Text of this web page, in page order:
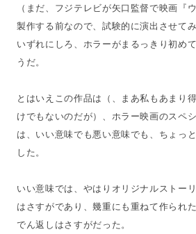
（まだ、フジテレビが矢口監督で映画『
製作する前なので、試験的に演出させて
いずれにしろ、ホラーがまるっきり初め
うだ。
とはいえこの作品は（、まあ私もあまり
けでもないのだが）、ホラー映画のスペ
は、いい意味でも悪い意味でも、ちょっ
した。
いい意味では、やはりオリジナルストー
はさすがであり、幾重にも重ねて作られ
でん返しはさすがだった。